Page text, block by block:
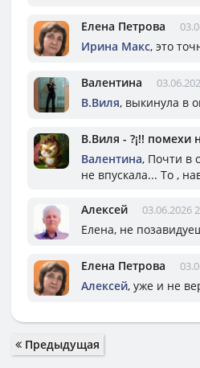
Елена Петрова
Ирина Макс, это
Валентина
В.Виля, выкинула в
В.Виля - ?¡!! помехи
Валентина, Почти в
не впускала... То ,
Алексей 03.06.2026
Елена, не
Елена Петрова
Алексей, уже и не
Предыдущая